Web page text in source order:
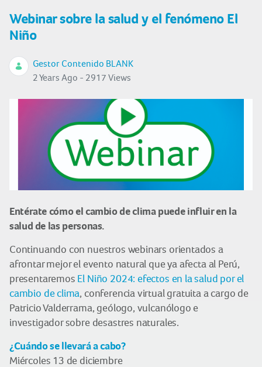
Webinar sobre la salud y el fenómeno El
Niño
Gestor Contenido BLANK
2 Years Ago - 2917 Views
Entérate cómo el cambio de clima puede influir en la
salud de las personas.
Continuando con nuestros webinars orientados a
afrontar mejor el evento natural que ya afecta al Perú,
presentaremos El Niño 2024: efectos en la salud por el
cambio de clima, conferencia virtual gratuita a cargo de
Patricio Valderrama, geólogo, vulcanólogo e
investigador sobre desastres naturales.
¿Cuándo se llevará a cabo?
Miércoles 13 de diciembre